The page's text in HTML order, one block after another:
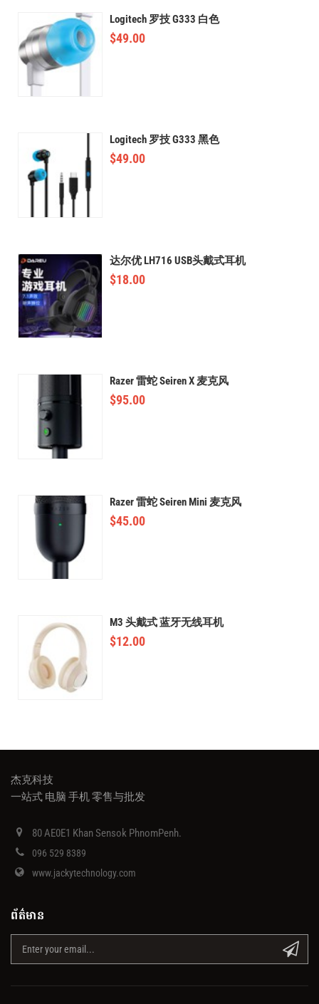
Logitech 罗技 G333 白色
$49.00
Logitech 罗技 G333 黑色
$49.00
达尔优 LH716 USB头戴式耳机
$18.00
Razer 雷蛇 Seiren X 麦克风
$95.00
Razer 雷蛇 Seiren Mini 麦克风
$45.00
M3 头戴式 蓝牙无线耳机
$12.00
杰克科技
一站式 电脑 手机 零售与批发
80 AE0E1 Khan Sensok PhnomPenh.
096 529 8389
www.jackytechnology.com
ព័ត៌មាន